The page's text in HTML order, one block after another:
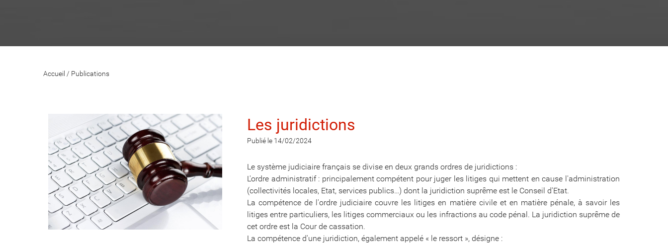
Accueil / Publications
Les juridictions
Publié le 14/02/2024
Le système judiciaire français se divise en deux grands ordres de juridictions :
L'ordre administratif : principalement compétent pour juger les litiges qui mettent en cause l'administration
(collectivités locales, Etat, services publics…) dont la juridiction suprême est le Conseil d'Etat.
La compétence de l'ordre judiciaire couvre les litiges en matière civile et en matière pénale, à savoir les
litiges entre particuliers, les litiges commerciaux ou les infractions au code pénal. La juridiction suprême de
cet ordre est la Cour de cassation.
La compétence d'une juridiction, également appelé « le ressort », désigne :